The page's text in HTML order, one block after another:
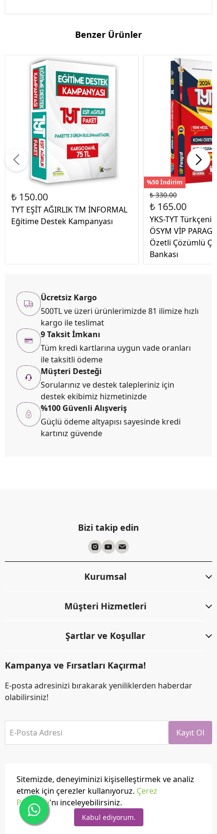
Sitemizde, deneyiminizi kişiselleştirmek ve analiz
etmek için çerezler kullanıyoruz. Çerez
Politikası'nı inceleyebilirsiniz.
Kabul ediyorum.
Benzer Ürünler
₺ 150.00
TYT EŞİT AĞIRLIK TM İNFORMAL
Eğitime Destek Kampanyası
%50 İndirim
₺ 330.00
₺ 165.00
YKS-TYT
ÖSYM VİP
Özetli Çözümlü
Bankası
Ücretsiz Kargo
500TL ve üzeri ürünlerimizde 81 ilimize hızlı
kargo ile teslimat
9 Taksit İmkanı
Tüm kredi kartlarına uygun vade oranları
ile taksitli ödeme
Müşteri Desteği
Sorularınız ve destek talepleriniz için
destek ekibimiz hizmetinizde
%100 Güvenli Alışveriş
Güçlü ödeme altyapısı sayesinde kredi
kartınız güvende
Bizi takip edin
Kurumsal
Müşteri Hizmetleri
Şartlar ve Koşullar
Kampanya ve Fırsatları Kaçırma!
E-posta adresinizi bırakarak yeniliklerden haberdar
olabilirsiniz!
E-Posta Adresi Kayıt Ol
Tüm hakları saklıdır.
Powered by ikas